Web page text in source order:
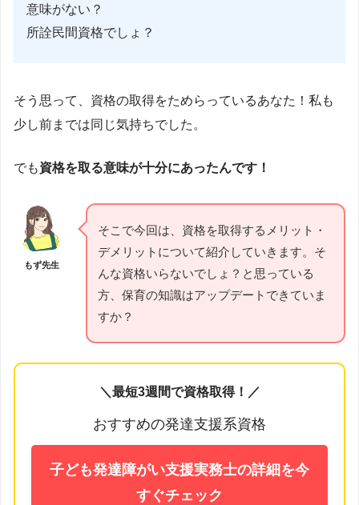
意味がない？
所詮民間資格でしょ？
そう思って、資格の取得をためらっているあなた！私も
少し前までは同じ気持ちでした。
でも資格を取る意味が十分にあったんです！
もず先生
そこで今回は、資格を取得するメリット・
デメリットについて紹介していきます。そ
んな資格いらないでしょ？と思っている
方、保育の知識はアップデートできていま
すか？
＼最短3週間で資格取得！／
おすすめの発達支援系資格
子ども発達障がい支援実務士の詳細を今
すぐチェック